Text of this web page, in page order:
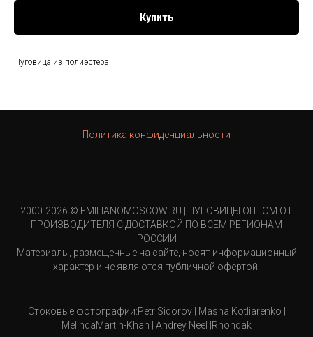
Купить
Пуговица из полиэстера
Политика конфиденциальности
2000-2026 © EMILIANOMOSCOW.RU | ПУГОВИЦЫ ОПТОМ ОТ
ПРОИЗВОДИТЕЛЯ С ДОСТАВКОЙ ПО ВСЕМ РЕГИОНАМ
РОССИИ
Материалы, размещенные на сайте, носят информационный
характер и не являются публичной офертой.
Стоковые фотографии:Petr Sidorov | Masha Kotliarenko |
MelindaMartin-Khan | Andrey Neel |Rhondak